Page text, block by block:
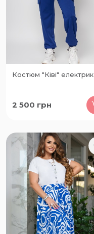
Костюм "Ківі" електрик
2 500 грн